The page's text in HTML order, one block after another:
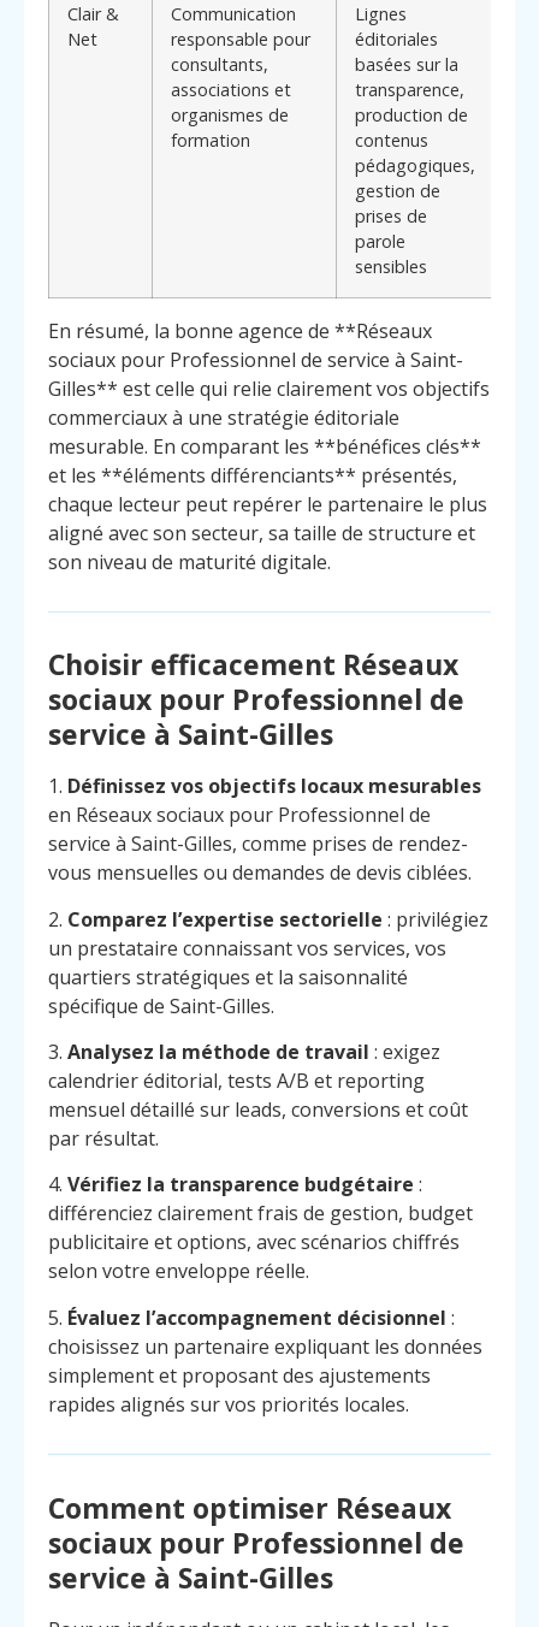
Clair &
Net
Communication
responsable pour
consultants,
associations et
organismes de
formation
Lignes
éditoriales
basées sur la
transparence,
production de
contenus
pédagogiques,
gestion de
prises de
parole
sensibles
En résumé, la bonne agence de **Réseaux
sociaux pour Professionnel de service à Saint-
Gilles** est celle qui relie clairement vos objectifs
commerciaux à une stratégie éditoriale
mesurable. En comparant les **bénéfices clés**
et les **éléments différenciants** présentés,
chaque lecteur peut repérer le partenaire le plus
aligné avec son secteur, sa taille de structure et
son niveau de maturité digitale.
Choisir efficacement Réseaux
sociaux pour Professionnel de
service à Saint-Gilles
1. Définissez vos objectifs locaux mesurables
en Réseaux sociaux pour Professionnel de
service à Saint-Gilles, comme prises de rendez-
vous mensuelles ou demandes de devis ciblées.
2. Comparez l’expertise sectorielle : privilégiez
un prestataire connaissant vos services, vos
quartiers stratégiques et la saisonnalité
spécifique de Saint-Gilles.
3. Analysez la méthode de travail : exigez
calendrier éditorial, tests A/B et reporting
mensuel détaillé sur leads, conversions et coût
par résultat.
4. Vérifiez la transparence budgétaire :
différenciez clairement frais de gestion, budget
publicitaire et options, avec scénarios chiffrés
selon votre enveloppe réelle.
5. Évaluez l’accompagnement décisionnel :
choisissez un partenaire expliquant les données
simplement et proposant des ajustements
rapides alignés sur vos priorités locales.
Comment optimiser Réseaux
sociaux pour Professionnel de
service à Saint-Gilles